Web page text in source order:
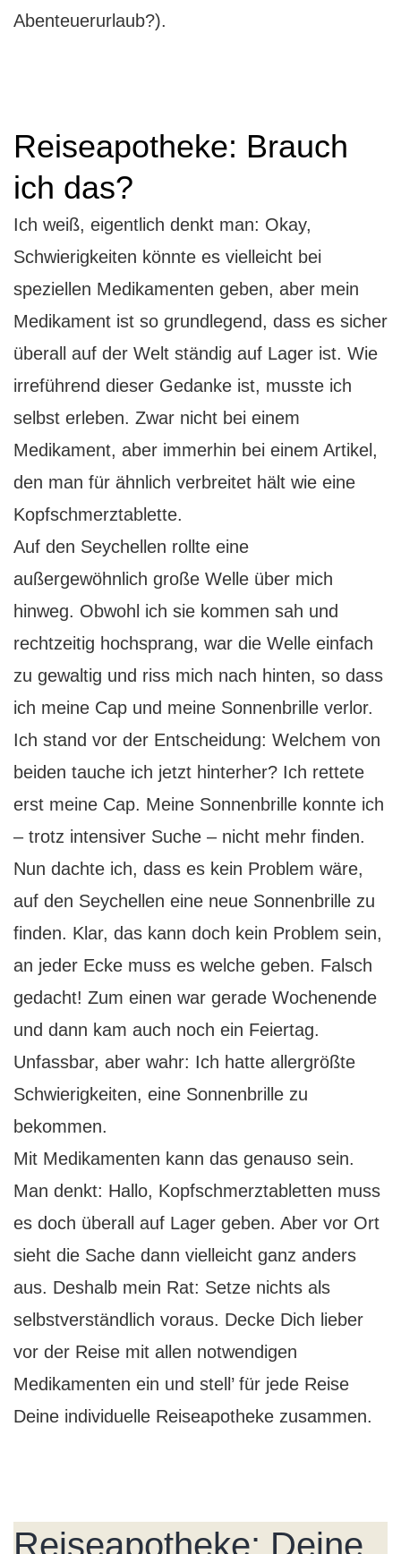
Abenteuerurlaub?).
Reiseapotheke: Brauch
ich das?
Ich weiß, eigentlich denkt man: Okay,
Schwierigkeiten könnte es vielleicht bei
speziellen Medikamenten geben, aber mein
Medikament ist so grundlegend, dass es sicher
überall auf der Welt ständig auf Lager ist. Wie
irreführend dieser Gedanke ist, musste ich
selbst erleben. Zwar nicht bei einem
Medikament, aber immerhin bei einem Artikel,
den man für ähnlich verbreitet hält wie eine
Kopfschmerztablette.
Auf den Seychellen rollte eine
außergewöhnlich große Welle über mich
hinweg. Obwohl ich sie kommen sah und
rechtzeitig hochsprang, war die Welle einfach
zu gewaltig und riss mich nach hinten, so dass
ich meine Cap und meine Sonnenbrille verlor.
Ich stand vor der Entscheidung: Welchem von
beiden tauche ich jetzt hinterher? Ich rettete
erst meine Cap. Meine Sonnenbrille konnte ich
– trotz intensiver Suche – nicht mehr finden.
Nun dachte ich, dass es kein Problem wäre,
auf den Seychellen eine neue Sonnenbrille zu
finden. Klar, das kann doch kein Problem sein,
an jeder Ecke muss es welche geben. Falsch
gedacht! Zum einen war gerade Wochenende
und dann kam auch noch ein Feiertag.
Unfassbar, aber wahr: Ich hatte allergrößte
Schwierigkeiten, eine Sonnenbrille zu
bekommen.
Mit Medikamenten kann das genauso sein.
Man denkt: Hallo, Kopfschmerztabletten muss
es doch überall auf Lager geben. Aber vor Ort
sieht die Sache dann vielleicht ganz anders
aus. Deshalb mein Rat: Setze nichts als
selbstverständlich voraus. Decke Dich lieber
vor der Reise mit allen notwendigen
Medikamenten ein und stell’ für jede Reise
Deine individuelle Reiseapotheke zusammen.
Reiseapotheke: Deine